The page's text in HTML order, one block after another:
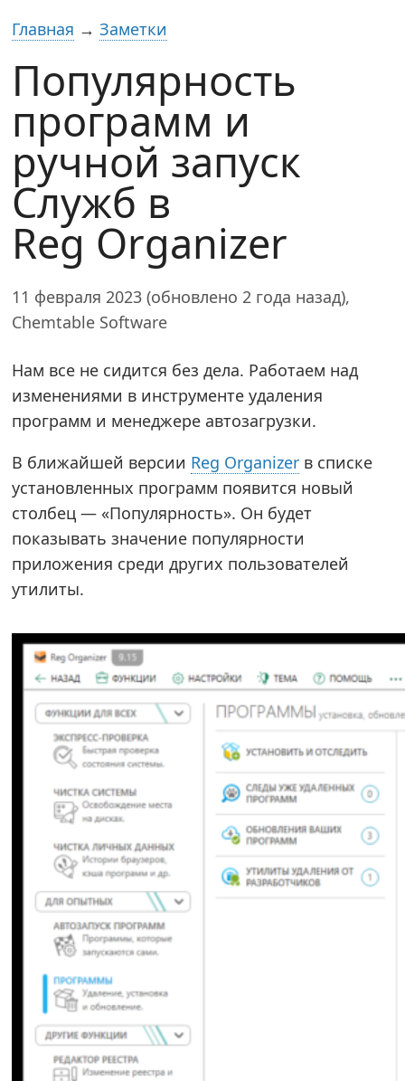
Главная → Заметки
Популярность
программ и
ручной запуск
Служб в
Reg Organizer
11 февраля 2023 (обновлено 2 года назад),
Chemtable Software
Нам все не сидится без дела. Работаем над
изменениями в инструменте удаления
программ и менеджере автозагрузки.
В ближайшей версии Reg Organizer в списке
установленных программ появится новый
столбец — «Популярность». Он будет
показывать значение популярности
приложения среди других пользователей
утилиты.